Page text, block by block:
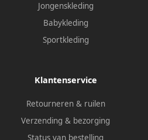
Jongenskleding
Babykleding
Sportkleding
Klantenservice
Retourneren & ruilen
Verzending & bezorging
Status van bestelling